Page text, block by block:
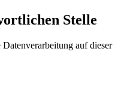
Stelle
auf dieser